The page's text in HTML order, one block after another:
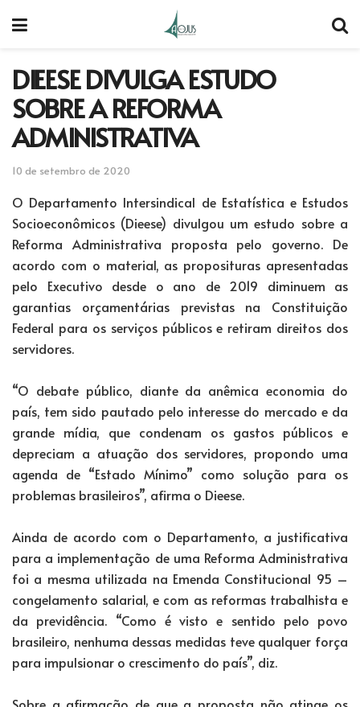
DIEESE DIVULGA ESTUDO
SOBRE A REFORMA
ADMINISTRATIVA
10 de setembro de 2020
O Departamento Intersindical de Estatística e Estudos
Socioeconômicos (Dieese) divulgou um estudo sobre a
Reforma Administrativa proposta pelo governo. De
acordo com o material, as proposituras apresentadas
pelo Executivo desde o ano de 2019 diminuem as
garantias orçamentárias previstas na Constituição
Federal para os serviços públicos e retiram direitos dos
servidores.
“O debate público, diante da anêmica economia do
país, tem sido pautado pelo interesse do mercado e da
grande mídia, que condenam os gastos públicos e
depreciam a atuação dos servidores, propondo uma
agenda de “Estado Mínimo” como solução para os
problemas brasileiros”, afirma o Dieese.
Ainda de acordo com o Departamento, a justificativa
para a implementação de uma Reforma Administrativa
foi a mesma utilizada na Emenda Constitucional 95 –
congelamento salarial, e com as reformas trabalhista e
da previdência. “Como é visto e sentido pelo povo
brasileiro, nenhuma dessas medidas teve qualquer força
para impulsionar o crescimento do país”, diz.